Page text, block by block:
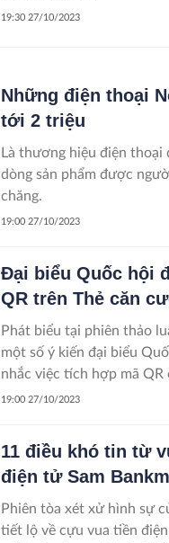
19:30 27/10/2023
Những điện thoại
tới 2 triệu
Là thương hiệu điện thoại
dòng sản phẩm được
chăng.
19:00 27/10/2023
Đại biểu Quốc hội
QR trên Thẻ căn
Phát biểu tại phiên thảo
một số ý kiến đại biểu
nhắc việc tích hợp mã
là vấn đề bảo mật thông
19:00 27/10/2023
11 điều khó tin từ
điện tử Sam
Phiên tòa xét xử hình sự
tiết lộ về cựu vua tiền